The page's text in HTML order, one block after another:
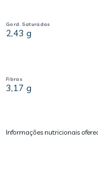
Gord. Saturadas
2,43 g
Fibras
3,17 g
Informações nutricionais